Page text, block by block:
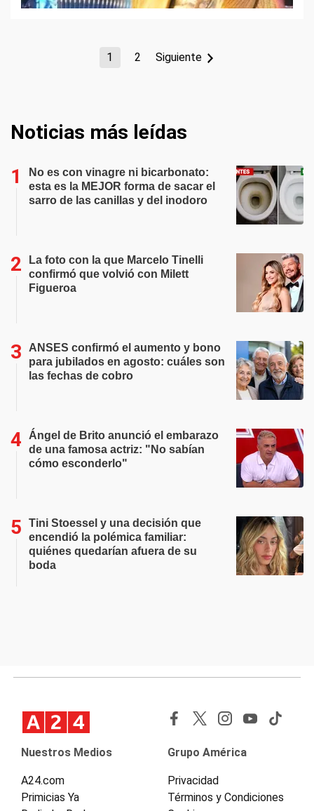
1 2 Siguiente
Noticias más leídas
No es con vinagre ni bicarbonato:
esta es la MEJOR forma de sacar el
sarro de las canillas y del inodoro
La foto con la que Marcelo Tinelli
confirmó que volvió con Milett
Figueroa
ANSES confirmó el aumento y bono
para jubilados en agosto: cuáles son
las fechas de cobro
Ángel de Brito anunció el embarazo
de una famosa actriz: "No sabían
cómo esconderlo"
Tini Stoessel y una decisión que
encendió la polémica familiar:
quiénes quedarían afuera de su
boda
Nuestros Medios
A24.com
Primicias Ya
Grupo América
Privacidad
Términos y Condiciones